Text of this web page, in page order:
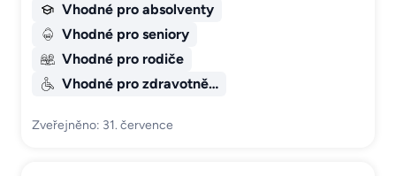
Vhodné pro absolventy
Vhodné pro seniory
Vhodné pro rodiče
Vhodné pro zdravotně…
Zveřejněno: 31. července